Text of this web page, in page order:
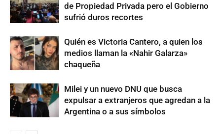
de Propiedad Privada pero el Gobierno
sufrió duros recortes
Quién es Victoria Cantero, a quien los
medios llaman la «Nahir Galarza»
chaqueña
Milei y un nuevo DNU que busca
expulsar a extranjeros que agredan a la
Argentina o a sus símbolos